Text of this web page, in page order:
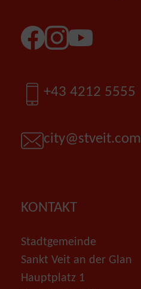
FacebookInstagramYouTube
Telefon
+43 4212 5555
E-Mail
city@stveit.com
KONTAKT
Stadtgemeinde
Sankt Veit an der Glan
Hauptplatz 1